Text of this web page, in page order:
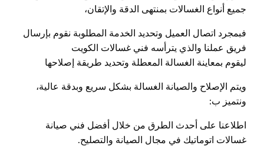
جميع أنواع الغسالات بمنتهى الدقة والإتقان،
فبمجرد اتصال العميل وتحديد الخدمة المطلوبة نقوم بإرسال
فريق عملنا والذي يترأسه فني غسالات الكويت
ليقوم بمعاينة الغسالة المعطلة وتحديد طريقة إصلاحها
ويتم الإصلاح والصيانة الغسالة بشكل سريع وبدقة عالية،
ونتميز ب:
اطلاعنا على أحدث الطرق من خلال أفضل فني صيانة
غسالات اتوماتيك في مجال الصيانة والتصليح.